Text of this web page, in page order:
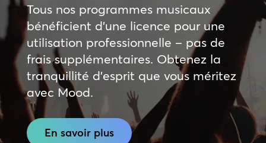
Tous nos programmes musicaux
bénéficient d’une licence pour une
utilisation professionnelle – pas de
frais supplémentaires. Obtenez la
tranquillité d’esprit que vous méritez
avec Mood.
En savoir plus